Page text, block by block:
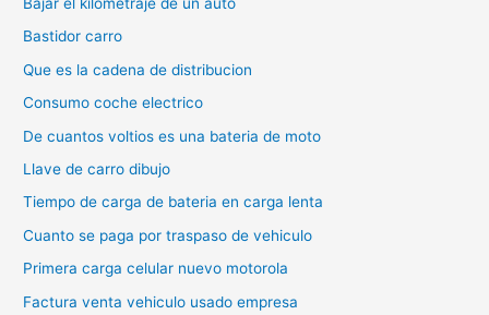
Bastidor carro
Que es la cadena de distribucion
Consumo coche electrico
De cuantos voltios es una bateria de moto
Llave de carro dibujo
Tiempo de carga de bateria en carga lenta
Cuanto se paga por traspaso de vehiculo
Primera carga celular nuevo motorola
Factura venta vehiculo usado empresa